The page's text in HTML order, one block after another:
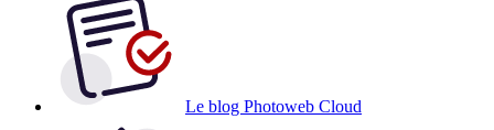
Le blog Photoweb Cloud